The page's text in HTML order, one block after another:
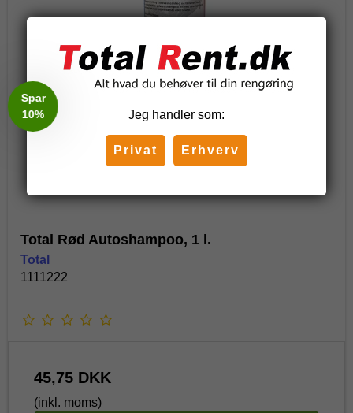
Total Rød Autoshampoo, 1 l.
Total
1111222
45,75 DKK
(inkl. moms)
Jeg handler som:
Privat Erhverv